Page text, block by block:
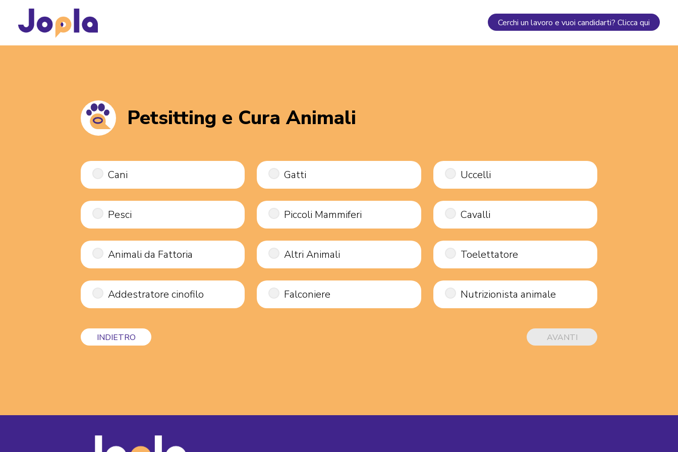
Cerchi un lavoro e vuoi candidarti? Clicca qui
Petsitting e Cura Animali
Cani Gatti Uccelli
Pesci Piccoli Mammiferi Cavalli
Animali da Fattoria Altri Animali Toelettatore
Addestratore cinofilo Falconiere Nutrizionista animale
AVANTI
INDIETRO